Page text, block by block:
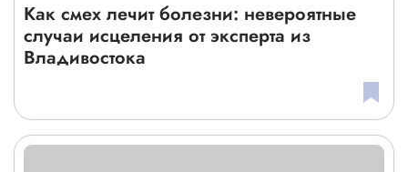
Как смех лечит болезни: невероятные
случаи исцеления от эксперта из
Владивостока